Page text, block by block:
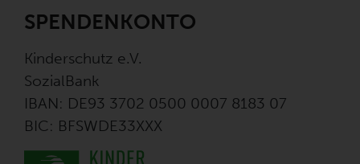
SPENDENKONTO
Kinderschutz e.V.
SozialBank
IBAN: DE93 3702 0500 0007 8183 07
BIC: BFSWDE33XXX